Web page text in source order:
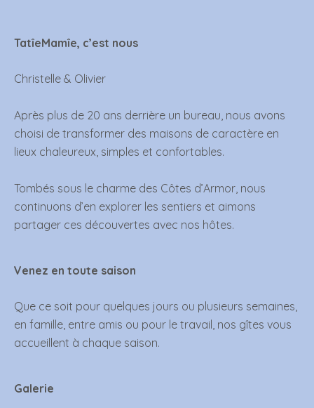
TatîeMamîe, c’est nous
Christelle & Olivier
Après plus de 20 ans derrière un bureau, nous avons
choisi de transformer des maisons de caractère en
lieux chaleureux, simples et confortables.
Tombés sous le charme des Côtes d’Armor, nous
continuons d’en explorer les sentiers et aimons
partager ces découvertes avec nos hôtes.
Venez en toute saison
Que ce soit pour quelques jours ou plusieurs semaines,
en famille, entre amis ou pour le travail, nos gîtes vous
accueillent à chaque saison.
Galerie